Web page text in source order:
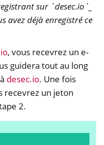
sur `desec.io`_
avez déjà enregistré ce
, vous recevrez un e-
guidera tout au long
desec.io. Une fois
recevrez un jeton
2.